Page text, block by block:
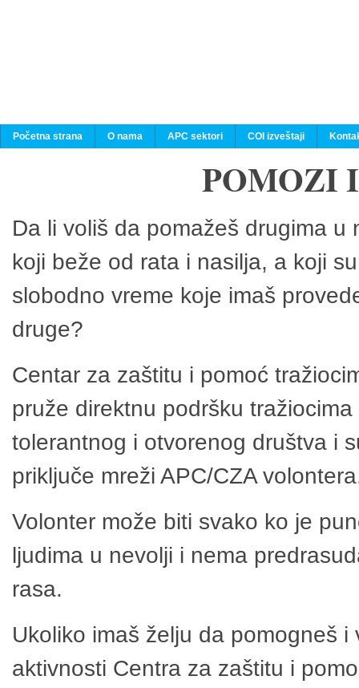
Početna strana O nama APC sektori COI izveštaji
POMOZI
Da li voliš da pomažeš drugima
koji beže od rata i nasilja, a koji
slobodno vreme koje imaš
druge?
Centar za zaštitu i pomoć
pruže direktnu podršku
tolerantnog i otvorenog društva i
priključe mreži APC/CZA
Volonter može biti svako ko je
ljudima u nevolji i nema
rasa.
Ukoliko imaš želju da pomogneš
aktivnosti Centra za zaštitu i